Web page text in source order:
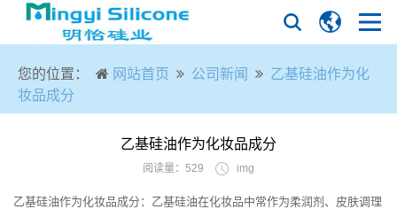
您的位置： 网站首页 公司新闻
乙基硅油作为化
妆品成分
乙基硅油作为化妆品成分
阅读量：529 img
乙基硅油作为化妆品成分：乙基硅油在化妆品中常作为柔润剂、皮肤调理